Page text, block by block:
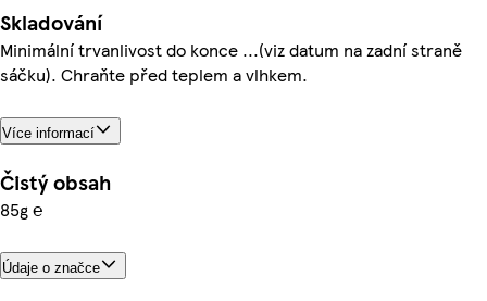
Skladování
Minimální trvanlivost do konce ...(viz datum na zadní straně
sáčku). Chraňte před teplem a vlhkem.
Více informací
Čistý obsah
85g ℮
Údaje o značce